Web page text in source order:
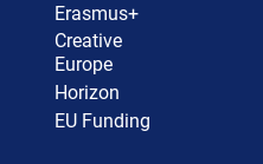
Erasmus+
Creative
Europe
Horizon
EU Funding